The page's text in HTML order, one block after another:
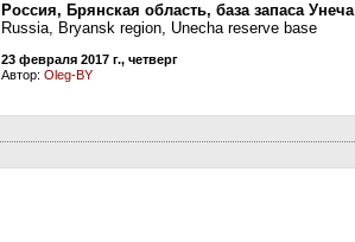
Россия, Брянская область, база запаса Унеча
Russia, Bryansk region, Unecha reserve base
23 февраля 2017 г., четверг
Автор: Oleg-BY